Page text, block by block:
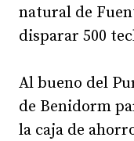
natural de
disparar 500
Al bueno del
de Benidorm
la caja de